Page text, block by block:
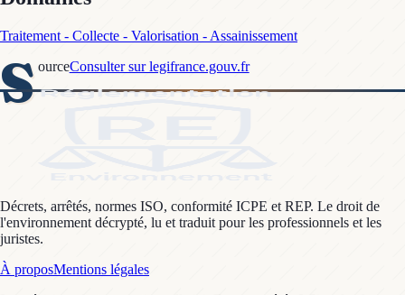
Traitement - Collecte - Valorisation - Assainissement
S ourceConsulter sur legifrance.gouv.fr
Décrets, arrêtés, normes ISO, conformité ICPE et REP. Le droit de
l'environnement décrypté, lu et traduit pour les professionnels et les
juristes.
À proposMentions légales